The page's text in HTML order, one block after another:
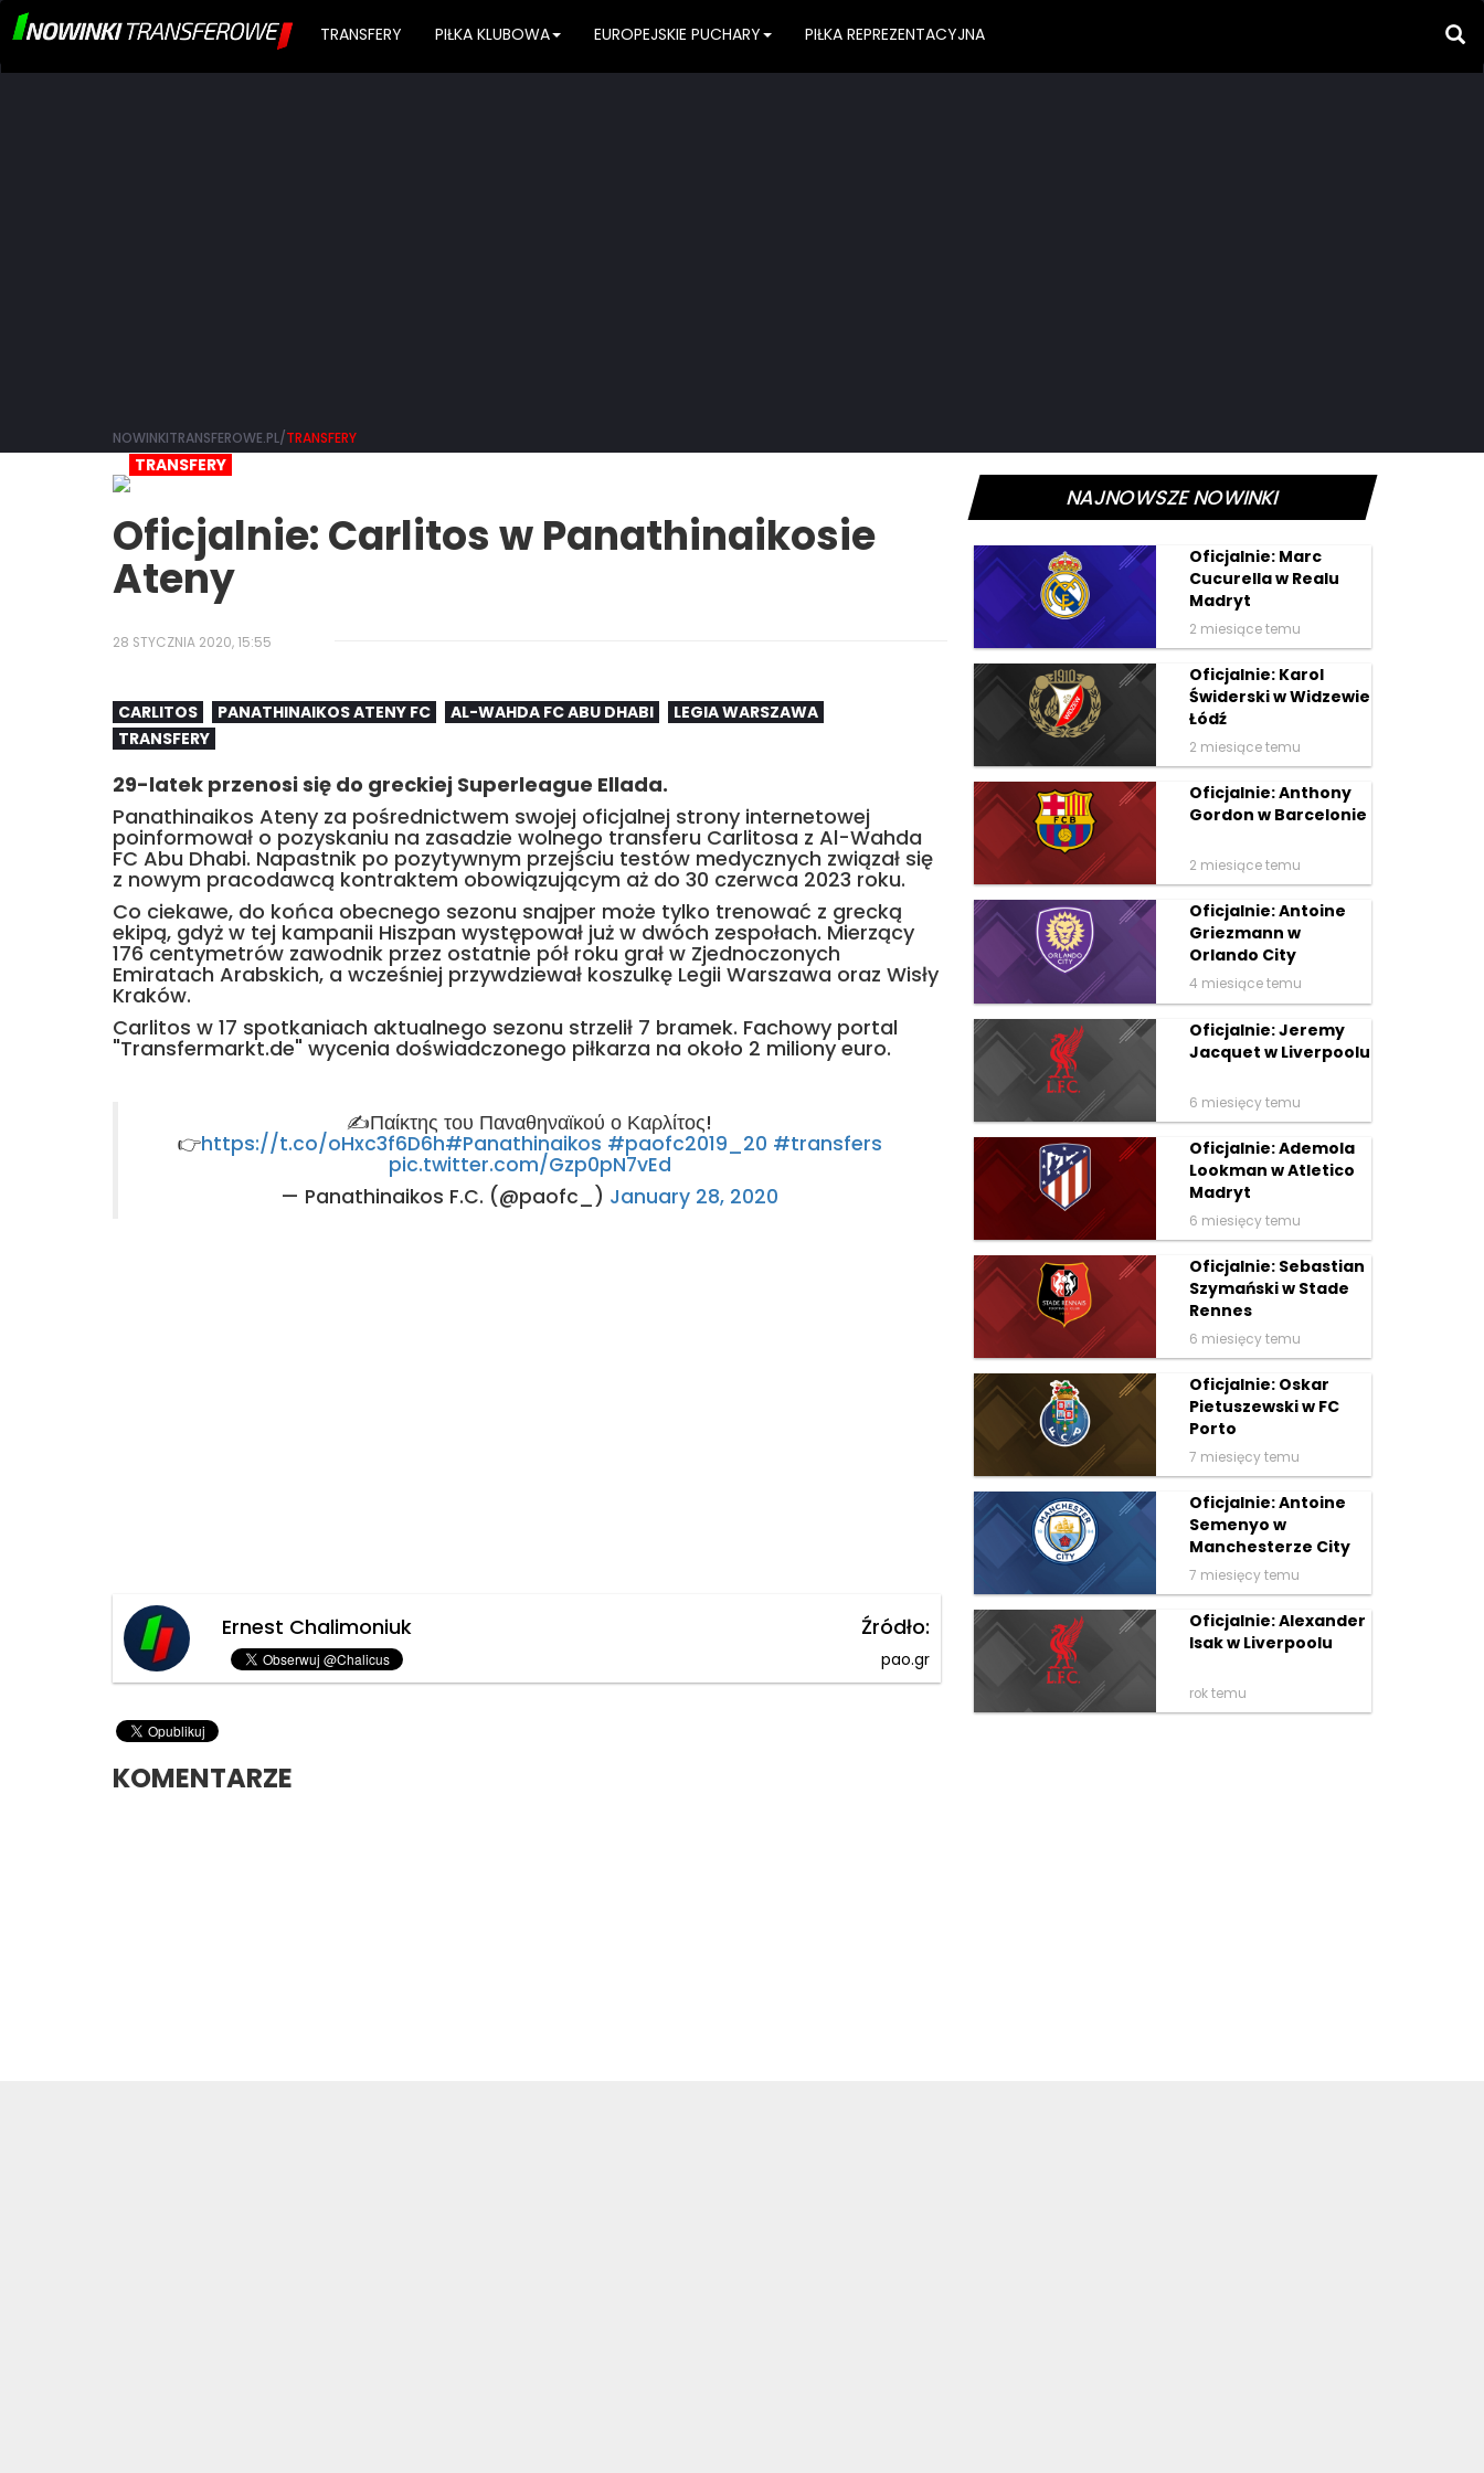
TRANSFERY PIŁKA KLUBOWA EUROPEJSKIE PUCHARY PIŁKA REPREZENTACYJNA
NOWINKITRANSFEROWE.PL/TRANSFERY
TRANSFERY
Oficjalnie: Carlitos w Panathinaikosie
Ateny
28 STYCZNIA 2020, 15:55
CARLITOS PANATHINAIKOS ATENY FC AL-WAHDA FC ABU DHABI
LEGIA WARSZAWA
TRANSFERY
29-latek przenosi się do greckiej Superleague Ellada.
Panathinaikos Ateny za pośrednictwem swojej oficjalnej strony internetowej
poinformował o pozyskaniu na zasadzie wolnego transferu Carlitosa z Al-Wahda
FC Abu Dhabi. Napastnik po pozytywnym przejściu testów medycznych związał się
z nowym pracodawcą kontraktem obowiązującym aż do 30 czerwca 2023 roku.
Co ciekawe, do końca obecnego sezonu snajper może tylko trenować z grecką
ekipą, gdyż w tej kampanii Hiszpan występował już w dwóch zespołach. Mierzący
176 centymetrów zawodnik przez ostatnie pół roku grał w Zjednoczonych
Emiratach Arabskich, a wcześniej przywdziewał koszulkę Legii Warszawa oraz Wisły
Kraków.
Carlitos w 17 spotkaniach aktualnego sezonu strzelił 7 bramek. Fachowy portal
"Transfermarkt.de" wycenia doświadczonego piłkarza na około 2 miliony euro.
✍️Παίκτης του Παναθηναϊκού ο Καρλίτος!
👉https://t.co/oHxc3f6D6h#Panathinaikos #paofc2019_20 #transfers
pic.twitter.com/Gzp0pN7vEd
— Panathinaikos F.C. (@paofc_) January 28, 2020
Ernest Chalimoniuk Źródło:
pao.gr
KOMENTARZE
NAJNOWSZE NOWINKI
Oficjalnie: Marc
Cucurella w Realu
Madryt
2 miesiące temu
Oficjalnie: Karol
Świderski w Widzewie
Łódź
2 miesiące temu
Oficjalnie: Anthony
Gordon w Barcelonie
2 miesiące temu
Oficjalnie: Antoine
Griezmann w
Orlando City
4 miesiące temu
Oficjalnie: Jeremy
Jacquet w Liverpoolu
6 miesięcy temu
Oficjalnie: Ademola
Lookman w Atletico
Madryt
6 miesięcy temu
Oficjalnie: Sebastian
Szymański w Stade
Rennes
6 miesięcy temu
Oficjalnie: Oskar
Pietuszewski w FC
Porto
7 miesięcy temu
Oficjalnie: Antoine
Semenyo w
Manchesterze City
7 miesięcy temu
Oficjalnie: Alexander
Isak w Liverpoolu
rok temu